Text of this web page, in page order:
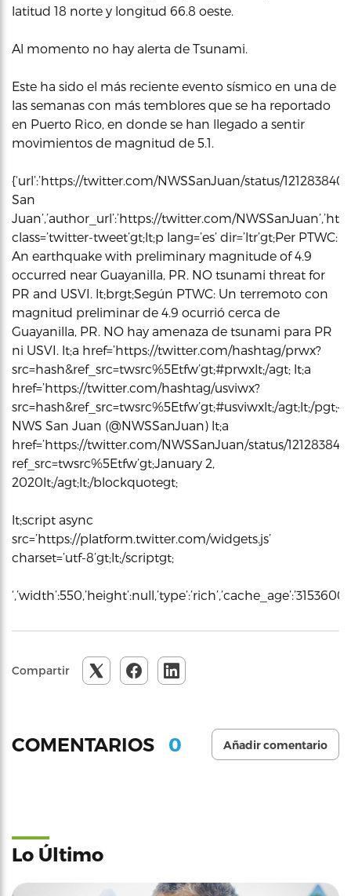
latitud 18 norte y longitud 66.8 oeste.
Al momento no hay alerta de Tsunami.
Este ha sido el más reciente evento sísmico en una de
las semanas con más temblores que se ha reportado
en Puerto Rico, en donde se han llegado a sentir
movimientos de magnitud de 5.1.
{‘url’:’https://twitter.com/NWSSanJuan/status/
San
Juan’,’author_url’:’https://twitter.com/
class=’twitter-tweet’gt;lt;p lang=’es’ dir=’ltr’gt;Per PTWC:
An earthquake with preliminary magnitude of 4.9
occurred near Guayanilla, PR. NO tsunami threat for
PR and USVI. lt;brgt;Según PTWC: Un terremoto con
magnitud preliminar de 4.9 ocurrió cerca de
Guayanilla, PR. NO hay amenaza de tsunami para PR
ni USVI. lt;a href=’https://twitter.com/hashtag/prwx?
src=hash&ref_src=twsrc%5Etfw’gt;#prwxlt;/agt; lt;a
href=’https://twitter.com/hashtag/usviwx?
src=hash&ref_src=twsrc%5Etfw’gt;#usviwxlt;/agt;lt;/pgt;–
NWS San Juan (@NWSSanJuan) lt;a
href=’https://twitter.com/NWSSanJuan/status/
ref_src=twsrc%5Etfw’gt;January 2,
2020lt;/agt;lt;/blockquotegt;
lt;script async
src=’https://platform.twitter.com/widgets.js’
charset=’utf-8’gt;lt;/scriptgt;
Compartir
COMENTARIOS 0 Añadir comentario
Lo Último